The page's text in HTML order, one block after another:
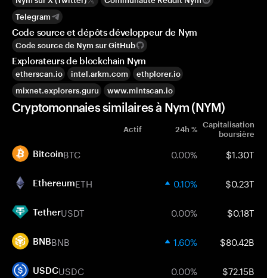
Telegram
Code source et dépôts développeur de Nym
Code source de Nym sur GitHub
Explorateurs de blockchain Nym
etherscan.io intel.arkm.com
ethplorer.io
mixnet.explorers.guru
www.mintscan.io
Cryptomonnaies similaires à Nym (NYM)
Actif 24h % Capitalisation
boursière
BitcoinBTC 0.00% $1.30T
EthereumETH 0.10% $0.23T
TetherUSDT 0.00% $0.18T
BNBBNB 1.60% $80.42B
USDCUSDC 0.00% $72.15B